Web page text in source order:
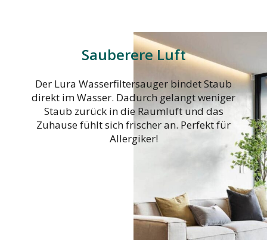
Sauberere Luft
Der Lura Wasserfiltersauger bindet Staub
direkt im Wasser. Dadurch gelangt weniger
Staub zurück in die Raumluft und das
Zuhause fühlt sich frischer an. Perfekt für
Allergiker!